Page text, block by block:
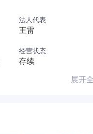
法人代表
王雷
经营状态
存续
展开